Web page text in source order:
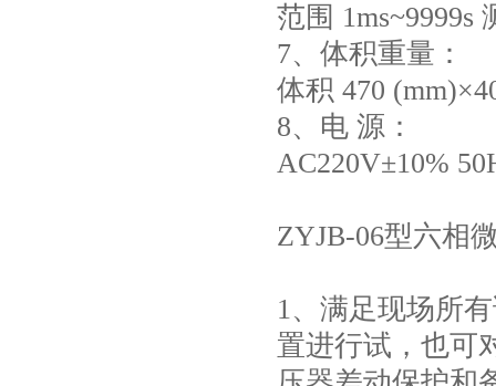
范围 1ms~9999s
7、体积重量：
体积 470
8、电 源：
AC220V±10%
ZYJB-06型六相
1、满足现场所
置进行试，也可